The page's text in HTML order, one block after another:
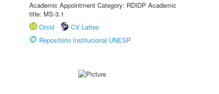
Academic Appointment Category: RDIDP Academic
title: MS-3.1
Orcid
CV Lattes
Repositório Institucional UNESP